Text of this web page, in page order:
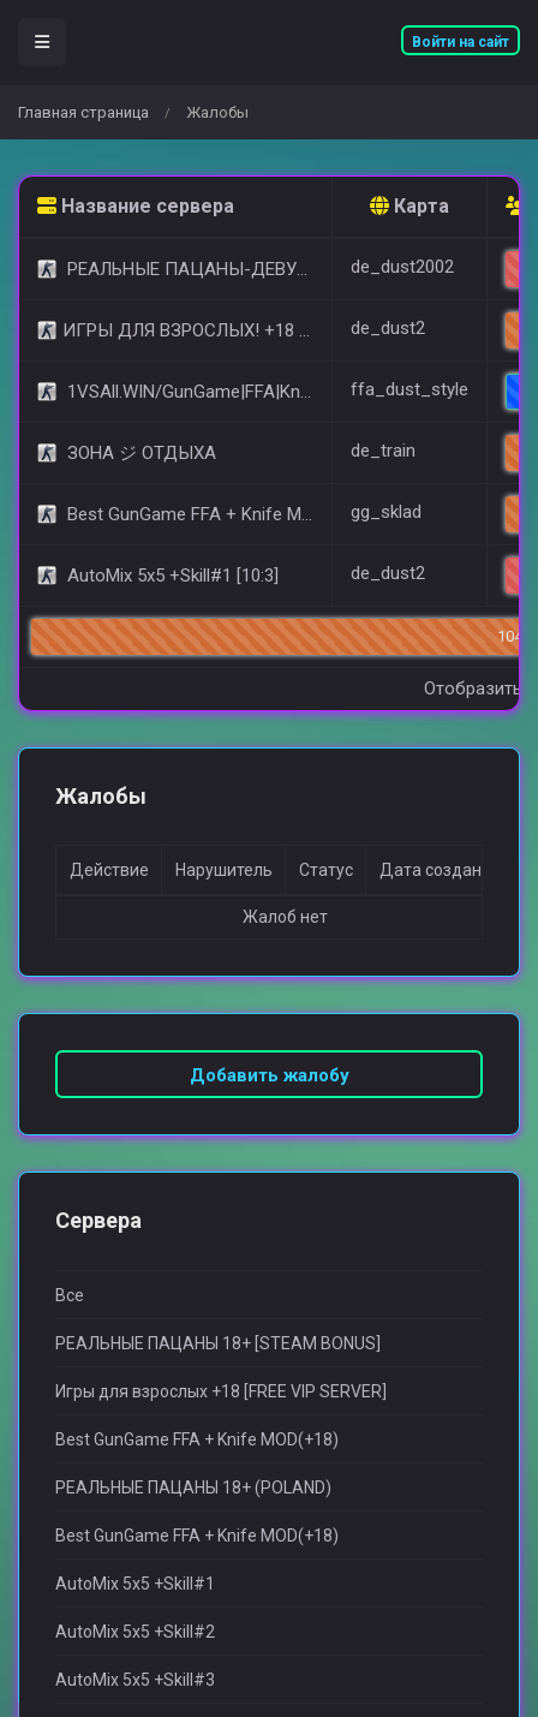
Войти на сайт
Главная страница / Жалобы
Название сервера Карта
РЕАЛЬНЫЕ ПАЦАНЫ-ДЕВУШКИ 18+ [STEAM BONUS] de_dust2002
​ИГРЫ ДЛЯ ВЗРОСЛЫХ! +18 © (FREE VIP) de_dust2
1VSAll.WIN/GunGame|FFA|KnIfE MoD ffa_dust_style
ЗОНА ジ ОТДЫХА de_train
Best GunGame FFA + Knife MOD(+18) gg_sklad
AutoMix 5x5 +Skill#1 [10:3] de_dust2
104/
Отобразить
Жалобы
Действие Нарушитель Статус Дата создания
Жалоб нет
Добавить жалобу
Сервера
Все
РЕАЛЬНЫЕ ПАЦАНЫ 18+ [STEAM BONUS]
Игры для взрослыx +18 [FREE VIP SERVER]
Best GunGame FFA + Knife MOD(+18)
РЕАЛЬНЫЕ ПАЦАНЫ 18+ (POLAND)
Best GunGame FFA + Knife MOD(+18)
AutoMix 5x5 +Skill#1
AutoMix 5x5 +Skill#2
AutoMix 5x5 +Skill#3